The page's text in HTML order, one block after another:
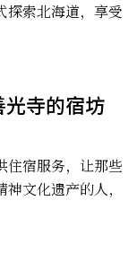
探索北海道，享受
寺的宿坊
住宿服务，让那些
文化遗产的人，